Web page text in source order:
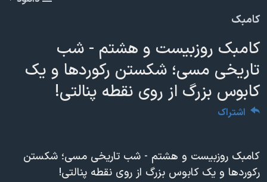
اقتصادی
علم و فناوری
اسرائیل در جنگ
گالری عکس
حمله جمهوری اسلامی به اسرائیل
رمز مهسا
ورزش زنان در ایران
اعتراضات زن، زندگی، آزادی
تریبونال مردمی آبان ۹۸
زبانهای مختلف
720p
1080p
720p
1080p
کامبک
کامبک روزبیست و هشتم - شب
تاریخی مسی؛ شکستن رکوردها و یک
کابوس بزرگ از روی نقطه پنالتی!
اشتراک
کامبک روزبیست و هشتم - شب تاریخی مسی؛ شکستن
رکوردها و یک کابوس بزرگ از روی نقطه پنالتی!